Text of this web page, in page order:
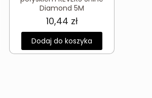
Diamond 5M
10,44 zł
Dodaj do koszyka